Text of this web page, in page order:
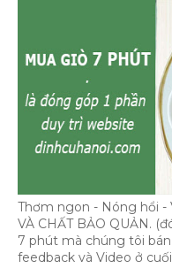
Thơm ngon - Nóng hổi -
VÀ CHẤT BẢO QUẢN.
7 phút mà chúng tôi
feedback và Video ở